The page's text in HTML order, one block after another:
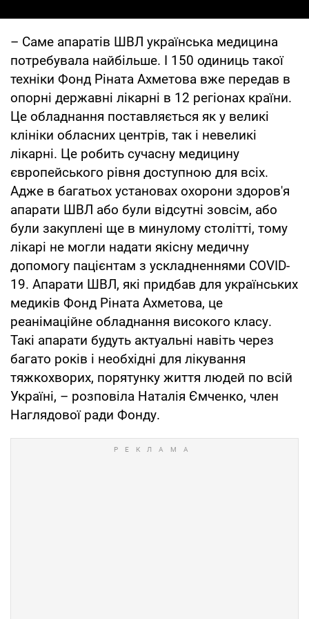
– Саме апаратів ШВЛ українська медицина
потребувала найбільше. І 150 одиниць такої
техніки Фонд Ріната Ахметова вже передав в
опорні державні лікарні в 12 регіонах країни.
Це обладнання поставляється як у великі
клініки обласних центрів, так і невеликі
лікарні. Це робить сучасну медицину
європейського рівня доступною для всіх.
Адже в багатьох установах охорони здоров'я
апарати ШВЛ або були відсутні зовсім, або
були закуплені ще в минулому столітті, тому
лікарі не могли надати якісну медичну
допомогу пацієнтам з ускладненнями COVID-
19. Апарати ШВЛ, які придбав для українських
медиків Фонд Ріната Ахметова, це
реанімаційне обладнання високого класу.
Такі апарати будуть актуальні навіть через
багато років і необхідні для лікування
тяжкохворих, порятунку життя людей по всій
Україні, – розповіла Наталія Ємченко, член
Наглядової ради Фонду.